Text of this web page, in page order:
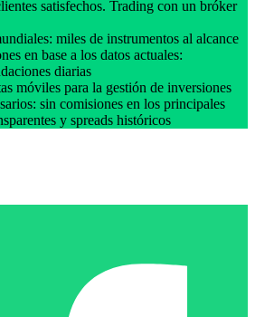
satisfechos. Trading con un bróker
miles de instrumentos al alcance
en base a los datos actuales:
diarias
móviles para la gestión de inversiones
sin comisiones en los principales
y spreads históricos